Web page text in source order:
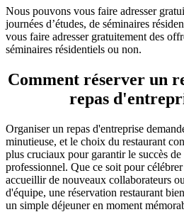
Nous pouvons vous faire adresser
journées d’études, de séminaires
vous faire adresser gratuitement des
séminaires résidentiels ou non.
Comment réserver un
repas
Organiser un repas d'entreprise
minutieuse, et le choix du restaurant
plus cruciaux pour garantir le succès
professionnel. Que ce soit pour
accueillir de nouveaux collaborateurs
d'équipe, une réservation restaurant
un simple déjeuner en moment